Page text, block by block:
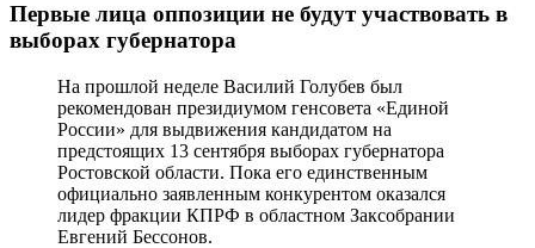
Первые лица оппозиции не будут участвовать в
выборах губернатора
На прошлой неделе Василий Голубев был
рекомендован президиумом генсовета «Единой
России» для выдвижения кандидатом на
предстоящих 13 сентября выборах губернатора
Ростовской области. Пока его единственным
официально заявленным конкурентом оказался
лидер фракции КПРФ в областном Заксобрании
Евгений Бессонов.